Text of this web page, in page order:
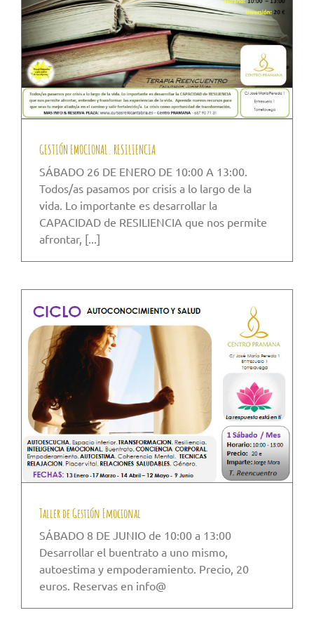
GESTIÓN EMOCIONAL. RESILIENCIA
SÁBADO 26 DE ENERO DE 10:00 A 13:00.
Todos/as pasamos por crisis a lo largo de la
vida. Lo importante es desarrollar la
CAPACIDAD de RESILIENCIA que nos permite
afrontar, [...]
Taller de Gestión Emocional
SÁBADO 8 DE JUNIO de 10:00 a 13:00
Desarrollar el buentrato a uno mismo,
autoestima y empoderamiento. Precio, 20
euros. Reservas en info@